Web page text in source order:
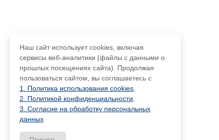
Наш сайт использует cookies, включая
сервисы веб-аналитики (файлы с данными о
прошлых посещениях сайта). Продолжая
пользоваться сайтом, вы соглашаетесь с
1. Политика использования cookies
2. Политикой конфиденциальности
3. Согласие на обработку персональных
данных